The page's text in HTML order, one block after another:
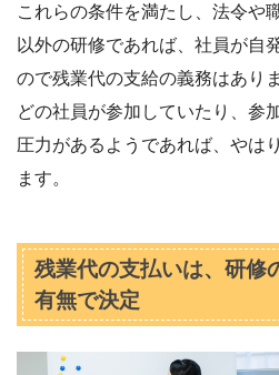
これらの条件を満たし、法令や
以外の研修であれば、社員が自
ので残業代の支給の義務はあり
どの社員が参加していたり、参
圧力があるようであれば、やは
ます。
残業代の支払いは、研修
有無で決定